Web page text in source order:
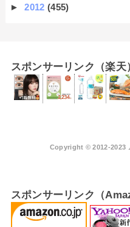
►2012(455)
スポンサーリンク（楽天
Copyright © 2012-2023
スポンサーリンク（